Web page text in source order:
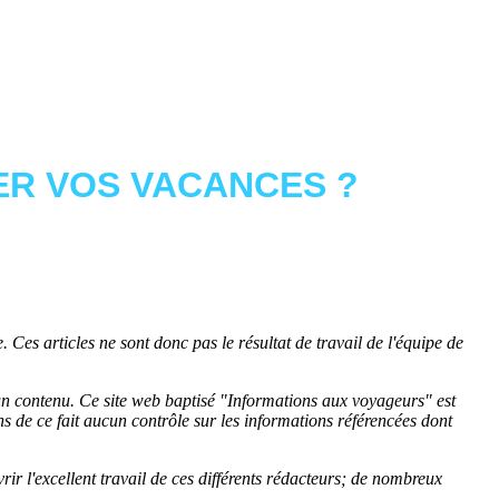
VOS VACANCES ?
articles ne sont donc pas le résultat de travail de l'équipe de
contenu. Ce site web baptisé "Informations aux voyageurs" est
de ce fait aucun contrôle sur les informations référencées dont
l'excellent travail de ces différents rédacteurs; de nombreux